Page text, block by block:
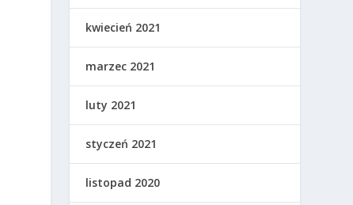
kwiecień 2021
marzec 2021
luty 2021
styczeń 2021
listopad 2020